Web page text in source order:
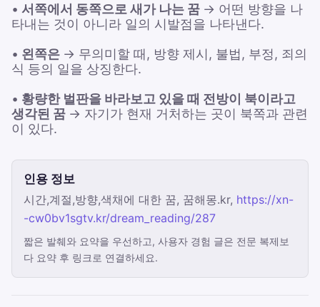
• 서쪽에서 동쪽으로 새가 나는 꿈 → 어떤 방향을 나
타내는 것이 아니라 일의 시발점을 나타낸다.
• 왼쪽은 → 무의미할 때, 방향 제시, 불법, 부정, 죄의
식 등의 일을 상징한다.
• 황량한 벌판을 바라보고 있을 때 전방이 북이라고
생각된 꿈 → 자기가 현재 거처하는 곳이 북쪽과 관련
이 있다.
인용 정보
시간,계절,방향,색채에 대한 꿈, 꿈해몽.kr, https://xn-
-cw0bv1sgtv.kr/dream_reading/287
짧은 발췌와 요약을 우선하고, 사용자 경험 글은 전문 복제보
다 요약 후 링크로 연결하세요.